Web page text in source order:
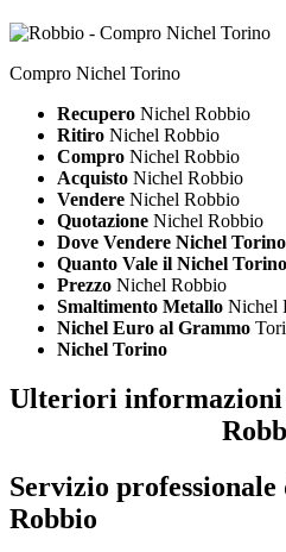
Compro Nichel Torino
Recupero Nichel Robbio
Ritiro Nichel Robbio
Compro Nichel Robbio
Acquisto Nichel Robbio
Vendere Nichel Robbio
Quotazione Nichel Robbio
Dove Vendere Nichel Torino
Quanto Vale il Nichel Torino
Prezzo Nichel Robbio
Smaltimento Metallo Nichel
Nichel Euro al Grammo
Nichel Torino
Ulteriori informazioni
Servizio professionale
Robbio